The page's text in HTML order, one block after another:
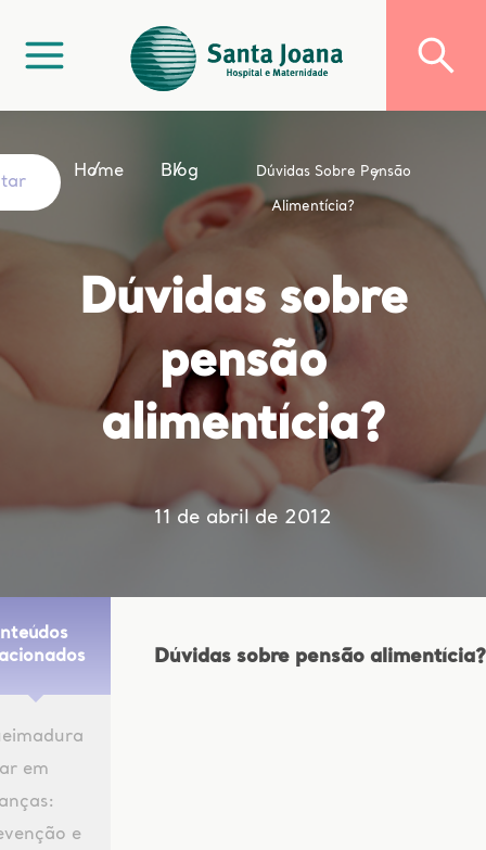
Home Blog Dúvidas Sobre Pensão
Alimentícia?
Dúvidas sobre
pensão
alimentícia?
11 de abril de 2012
em
e
Dúvidas sobre pensão alimentícia?